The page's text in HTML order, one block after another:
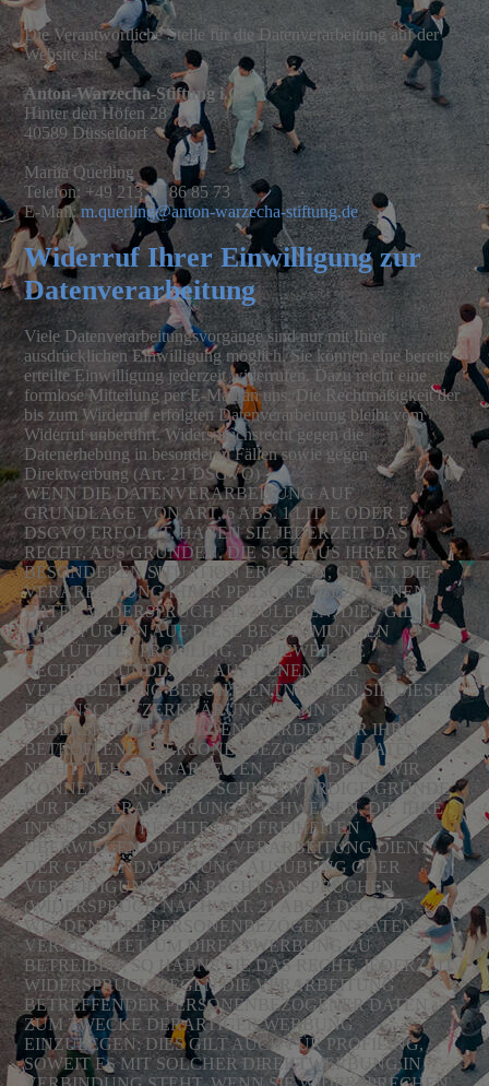
Die Verantwortliche Stelle für die Datenverarbeitung auf der
Website ist:
Anton-Warzecha-Stiftung i.G.
Hinter den Höfen 28
40589 Düsseldorf
Mariia Querling
Telefon: +49 213 18 86 85 73
E-Mail:m.querling@anton-warzecha-stiftung.de
Widerruf Ihrer Einwilligung zur
Datenverarbeitung
Viele Datenverarbeitungsvorgänge sind nur mit Ihrer
ausdrücklichen Einwilligung möglich. Sie können eine bereits
erteilte Einwilligung jederzeit widerrufen. Dazu reicht eine
formlose Mitteilung per E-Mail an uns. Die Rechtmäßigkeit der
bis zum Wirderruf erfolgten Datenverarbeitung bleibt vom
Widerruf unberührt. Widerspruchsrecht gegen die
Datenerhebung in besonderen Fällen sowie gegen
Direktwerbung (Art. 21 DSGVO)
WENN DIE DATENVERARBEITUNG AUF
GRUNDLAGE VON ART. 6 ABS. 1 LIT. E ODER F
DSGVO ERFOLGT, HABEN SIE JEDERZEIT DAS
RECHT, AUS GRÜNDEN, DIE SICH AUS IHRER
BESONDEREN SITUATION ERGEBEN, GEGEN DIE
VERARBEITUNG IHRER PERSONENBEZOGENEN
DATEN WIDERSPRUCH EINZULEGEN; DIES GILT
AUCH FÜR EIN AUF DIESE BESTIMMUNGEN
GESTÜTZTES PROFILING. DIE JEWEILIGE
RECHTSGRUNDLAGE, AUF DENEN EINE
VERARBEITUNG BERUHT, ENTNEHMEN SIE DIESER
DATENSCHUTZERKLÄRUNG. WENN SIE
WIDERSPRUCH EINLEGEN, WERDEN WIR IHRE
BETROFFENEN PERSONENBEZOGENEN DATEN
NICHT MEHR VERARBEITEN, ES SEI DENN, WIR
KÖNNEN ZWINGENDE SCHUTZWÜRDIGE GRÜNDE
FÜR DIE VERARBEITUNG NACHWEISEN, DIE IHRE
INTERESSEN, RECHTE UND FREIHEITEN
ÜBERWIEGEN ODER DIE VERARBEITUNG DIENT
DER GELTENDMACHUNG, AUSÜBUNG ODER
VERTEIDIGUNG VON RECHTSANSPRÜCHEN
(WIDERSPRUCH NACH ART. 21 ABS. 1 DSGVO)
WERDEN IHRE PERSONENBEZOGENEN DATEN
VERARBEITET, UM DIREKTWERBUNG ZU
BETREIBEN; SO HABNE SIE DAS RECHT, JEDERZEIT
WIDERSPRUCH GEGEN DIE VERARBEITUNG
BETREFFENDER PERSONENBEZOGENER DATEN
ZUM ZWECKE DERARTIGER WERBUNG
EINZULEGEN; DIES GILT AUCH FÜR PROFILING,
SOWEIT ES MIT SOLCHER DIREKTWERBUNG IN